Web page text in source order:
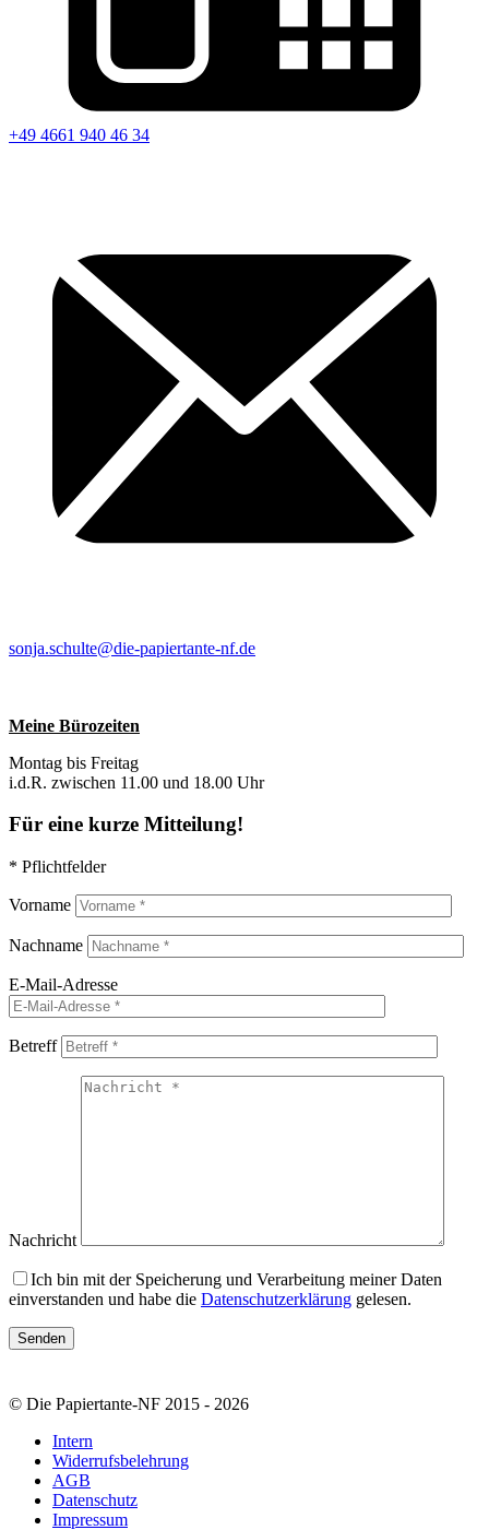
+49 4661 940 46 34
sonja.schulte@die-papiertante-nf.de
Meine Bürozeiten
Montag bis Freitag
i.d.R. zwischen 11.00 und 18.00 Uhr
Für eine kurze Mitteilung!
* Pflichtfelder
Vorname
Nachname
E-Mail-Adresse
Betreff
Nachricht
Ich bin mit der Speicherung und Verarbeitung meiner Daten
einverstanden und habe die Datenschutzerklärung gelesen.
© Die Papiertante-NF 2015 - 2026
Intern
Widerrufsbelehrung
AGB
Datenschutz
Impressum